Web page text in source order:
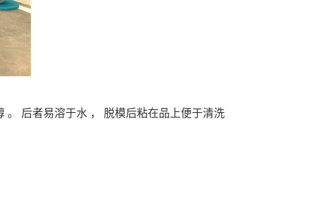
。 后者易溶于水 ， 脱模后粘在品上便于清洗